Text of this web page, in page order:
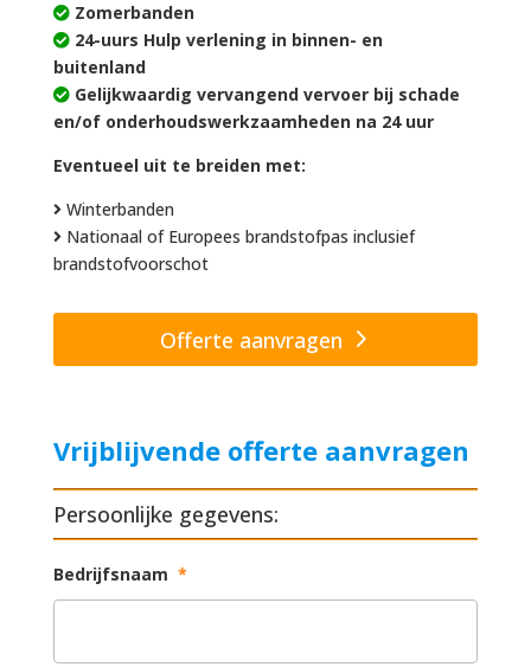
Zomerbanden
24-uurs Hulp verlening in binnen- en
buitenland
Gelijkwaardig vervangend vervoer bij schade
en/of onderhoudswerkzaamheden na 24 uur
Eventueel uit te breiden met:
Winterbanden
Nationaal of Europees brandstofpas inclusief
brandstofvoorschot
Offerte aanvragen
Vrijblijvende offerte aanvragen
Persoonlijke gegevens:
Bedrijfsnaam *